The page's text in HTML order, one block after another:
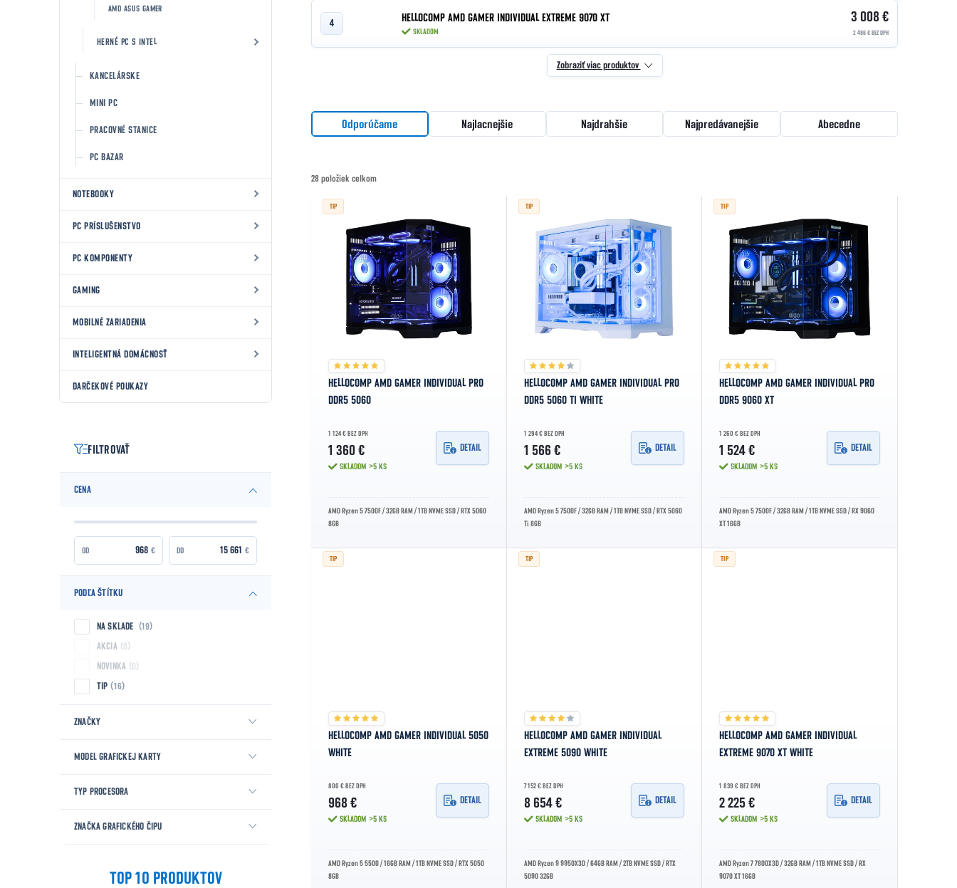
AMD ASUS GAMER
HERNÉ PC S INTEL
KANCELÁRSKE
MINI PC
PRACOVNÉ STANICE
PC BAZAR
NOTEBOOKY
PC PRÍSLUŠENSTVO
PC KOMPONENTY
GAMING
MOBILNÉ ZARIADENIA
INTELIGENTNÁ DOMÁCNOSŤ
DARČEKOVÉ POUKAZY
FILTROVAŤ
CENA
€ €
PODĽA ŠTÍTKU
NA SKLADE 19
AKCIA 0
NOVINKA 0
TIP 16
ZNAČKY
MODEL GRAFICKEJ KARTY
TYP PROCESORA
ZNAČKA GRAFICKÉHO ČIPU
TOP 10 PRODUKTOV
HELLOCOMP AMD GAMER INDIVIDUAL EXTREME 9070 XT
SKLADOM
3 008 €
2 486 € BEZ DPH
Zobraziť viac produktov
Radenie produktov
Odporúčame Najlacnejšie Najdrahšie Najpredávanejšie Abecedne
28 položiek celkom
Výpis produktov
TIP
HELLOCOMP AMD GAMER INDIVIDUAL PRO
DDR5 5060
1 124 € BEZ DPH
1 360 €
SKLADOM >5 KS
DETAIL
AMD Ryzen 5 7500F / 32GB RAM / 1TB NVME SSD / RTX 5060
8GB
TIP
HELLOCOMP AMD GAMER INDIVIDUAL PRO
DDR5 5060 TI WHITE
1 294 € BEZ DPH
1 566 €
SKLADOM >5 KS
DETAIL
AMD Ryzen 5 7500F / 32GB RAM / 1TB NVME SSD / RTX 5060
Ti 8GB
TIP
HELLOCOMP AMD GAMER INDIVIDUAL PRO
DDR5 9060 XT
1 260 € BEZ DPH
1 524 €
SKLADOM >5 KS
DETAIL
AMD Ryzen 5 7500F / 32GB RAM / 1TB NVME SSD / RX 9060
XT 16GB
TIP
HELLOCOMP AMD GAMER INDIVIDUAL 5050
WHITE
800 € BEZ DPH
968 €
SKLADOM >5 KS
DETAIL
AMD Ryzen 5 5500 / 16GB RAM / 1TB NVME SSD / RTX 5050
8GB
TIP
HELLOCOMP AMD GAMER INDIVIDUAL
EXTREME 5090 WHITE
7 152 € BEZ DPH
8 654 €
SKLADOM >5 KS
DETAIL
AMD Ryzen 9 9950X3D / 64GB RAM / 2TB NVME SSD / RTX
5090 32GB
TIP
HELLOCOMP AMD GAMER INDIVIDUAL
EXTREME 9070 XT WHITE
1 839 € BEZ DPH
2 225 €
SKLADOM >5 KS
DETAIL
AMD Ryzen 7 7800X3D / 32GB RAM / 1TB NVME SSD / RX
9070 XT 16GB